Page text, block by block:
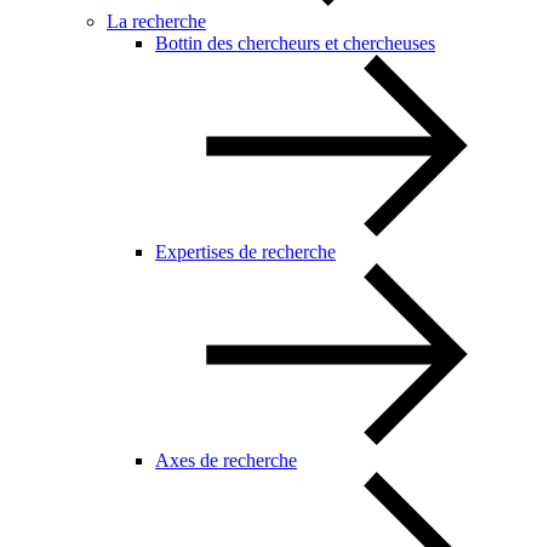
La recherche
Bottin des chercheurs et chercheuses
Expertises de recherche
Axes de recherche